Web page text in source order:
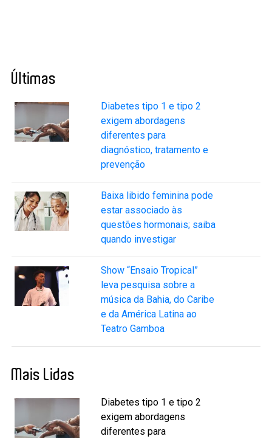
Últimas
Diabetes tipo 1 e tipo 2
exigem abordagens
diferentes para
diagnóstico, tratamento e
prevenção
Baixa libido feminina pode
estar associado às
questões hormonais; saiba
quando investigar
Show “Ensaio Tropical”
leva pesquisa sobre a
música da Bahia, do Caribe
e da América Latina ao
Teatro Gamboa
Mais Lidas
Diabetes tipo 1 e tipo 2
exigem abordagens
diferentes para